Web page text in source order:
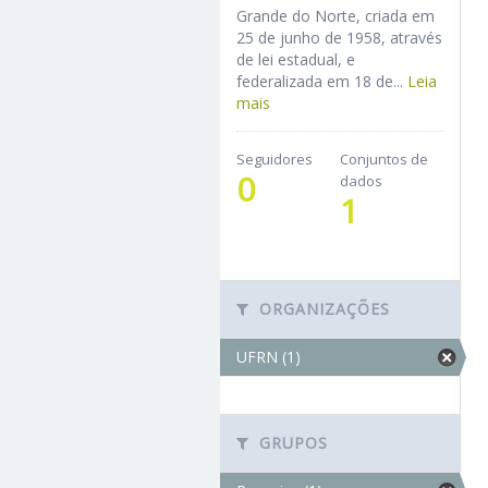
Grande do Norte, criada em
25 de junho de 1958, através
de lei estadual, e
federalizada em 18 de... Leia
mais
Seguidores
0
Conjuntos de
dados
1
ORGANIZAÇÕES
UFRN (1)
GRUPOS